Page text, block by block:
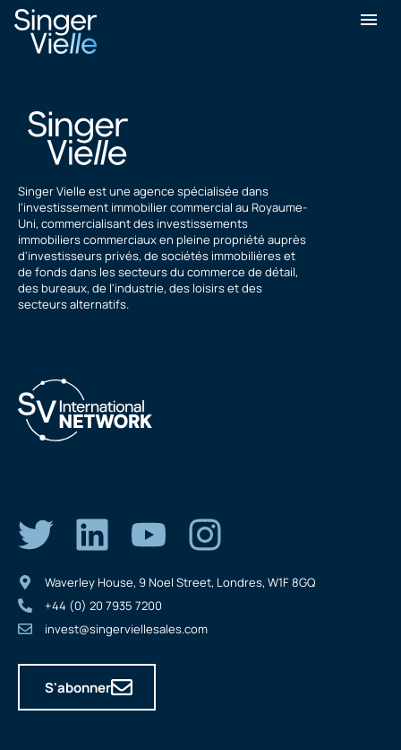
John Keenan
Singer Vielle est une agence spécialisée dans
l'investissement immobilier commercial au Royaume-
Uni, commercialisant des investissements
immobiliers commerciaux en pleine propriété auprès
d'investisseurs privés, de sociétés immobilières et
de fonds dans les secteurs du commerce de détail,
des bureaux, de l'industrie, des loisirs et des
secteurs alternatifs.
Waverley House, 9 Noel Street, Londres, W1F 8GQ
+44 (0) 20 7935 7200
invest@singerviellesales.com
S'abonner